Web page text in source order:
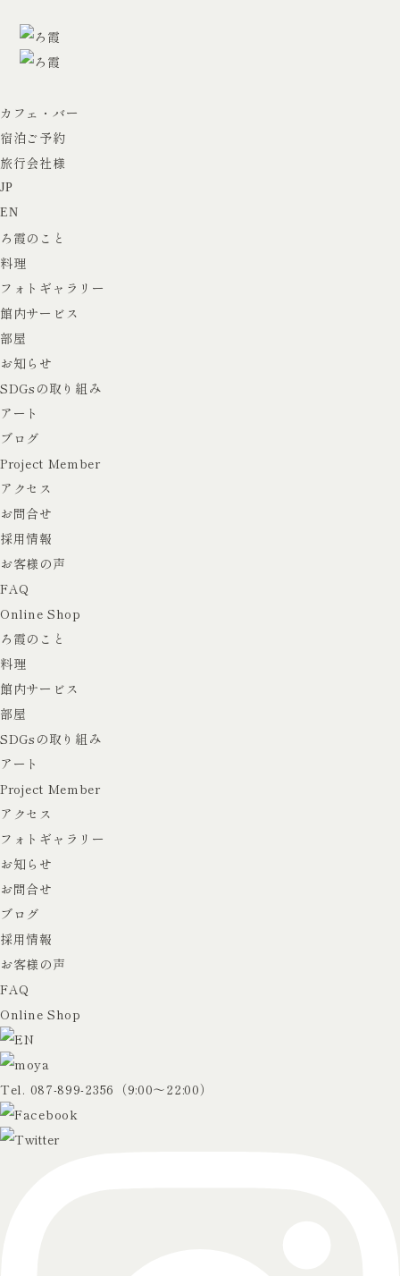
宿泊
アート
カフェ・バー
宿泊ご予約
旅行会社様
JP
EN
ろ霞のこと
料理
フォトギャラリー
館内サービス
部屋
お知らせ
SDGsの取り組み
アート
ブログ
Project Member
アクセス
お問合せ
採用情報
お客様の声
FAQ
Online Shop
ろ霞のこと
料理
館内サービス
部屋
SDGsの取り組み
アート
Project Member
アクセス
フォトギャラリー
お知らせ
お問合せ
ブログ
採用情報
お客様の声
FAQ
Online Shop
Tel. 087-899-2356 （9:00〜22:00）